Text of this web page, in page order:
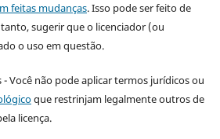
feitas mudanças. Isso pode ser feito de
sugerir que o licenciador (ou
o uso em questão.
- Você não pode aplicar termos jurídicos ou
que restrinjam legalmente outros de
licença.